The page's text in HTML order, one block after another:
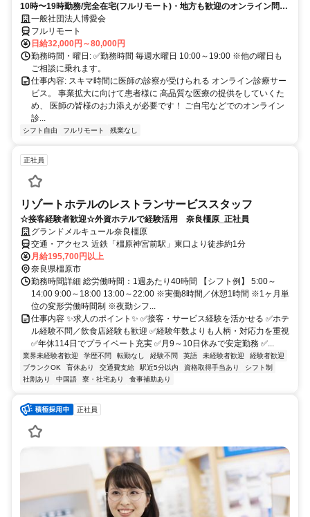
10時〜19時勤務/完全在宅(フルリモート)・地方も歓迎のオンライン問診
業務一般社団法人博愛会
フルリモート
日給32,000円～80,000円
勤務時間・曜日: ✅勤務時間 毎週水曜日 10:00～19:00 ※他の曜日も
ご相談に乗れます。
仕事内容: スキマ時間に医師の診察が受けられる オンライン診療サー
ビス。 事業拡大に向けて患者様に 高品質な医療の提供をしていくた
め、 医師の皆様のお力添えが必要です！ ご自宅などでのオンライン
診...
シフト自由 フルリモート 残業なし
正社員
リゾートホテルのレストランサービススタッフ
☆接客経験者歓迎☆外資ホテルで経験活用 奈良橿原_正社員
グランドメルキュール奈良橿原
交通・アクセス 近鉄「橿原神宮前駅」東口より徒歩約1分
月給195,700円以上
奈良県橿原市
勤務時間詳細 総労働時間：1週あたり40時間 【シフト例】 5:00～
14:00 9:00～18:00 13:00～22:00 ※実働8時間／休憩1時間 ※1ヶ月単
位の変形労働時間制 ※夜勤シフ...
仕事内容 ✨求人のポイント✨ ✅接客・サービス経験を活かせる ✅ホテ
ル経験不問／飲食店経験も歓迎 ✅経験年数よりも人柄・対応力を重視
✅年休114日でプライベート充実 ✅月9～10日休みで安定勤務 ✅...
業界未経験者歓迎 学歴不問 転勤なし 経験不問 英語 未経験者歓迎
経験者歓迎
ブランクOK
育休あり 交通費支給 駅近5分以内 資格取得手当あり
シフト制
社割あり
中国語 寮・社宅あり 食事補助あり
正社員